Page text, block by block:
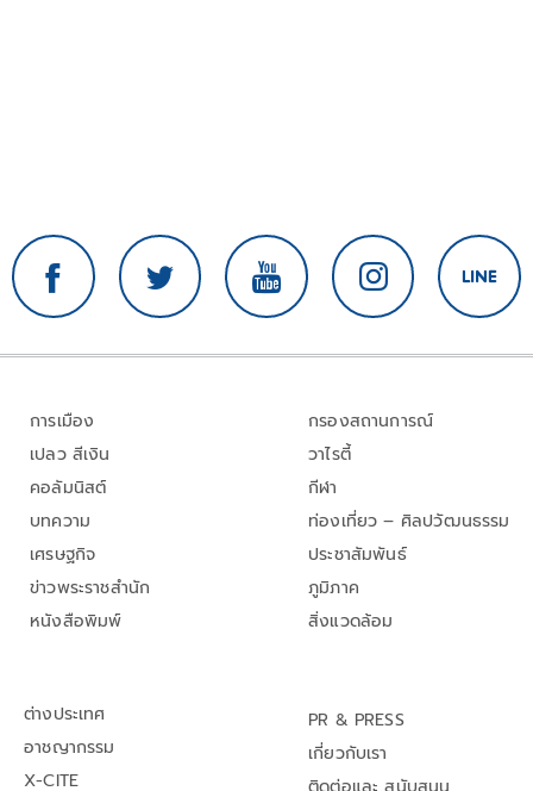
การเมือง
เปลว สีเงิน
คอลัมนิสต์
บทความ
เศรษฐกิจ
ข่าวพระราชสำนัก
หนังสือพิมพ์
กรองสถานการณ์
วาไรตี้
กีฬา
ท่องเที่ยว – ศิลปวัฒนธรรม
ประชาสัมพันธ์
ภูมิภาค
สิ่งแวดล้อม
ต่างประเทศ
อาชญากรรม
X-CITE
PR & PRESS
เกี่ยวกับเรา